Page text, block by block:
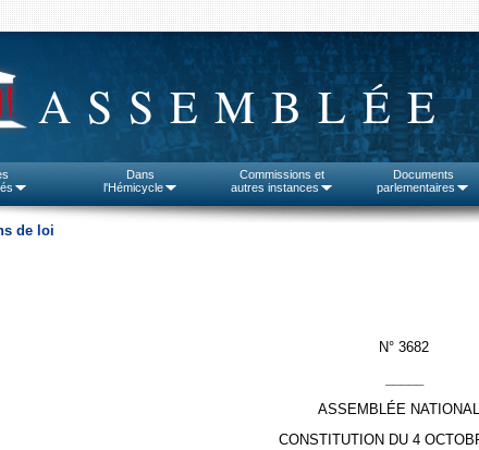
ASSEMBLÉE
Dans
l'Hémicycle
Commissions et
autres instances
Documents
parlementaires
de loi
N° 3682
ASSEMBLÉE
CONSTITUTION DU 4